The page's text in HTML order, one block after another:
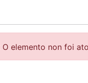
O elemento non foi